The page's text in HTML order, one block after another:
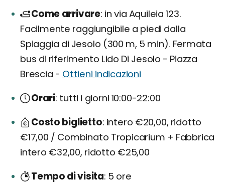
Come arrivare in via Aquileia 123.
Facilmente raggiungibile a piedi dalla
Spiaggia di Jesolo (300 m, 5 min). Fermata
bus di riferimento Lido Di Jesolo - Piazza
Brescia - Ottieni indicazioni
Orari tutti i giorni 10:00-22:00
Costo biglietto intero €20,00, ridotto
€17,00 / Combinato Tropicarium + Fabbrica
intero €32,00, ridotto €25,00
Tempo di visita 5 ore